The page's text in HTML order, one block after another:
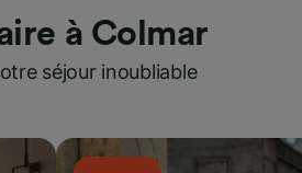
à Colmar
séjour inoubliable